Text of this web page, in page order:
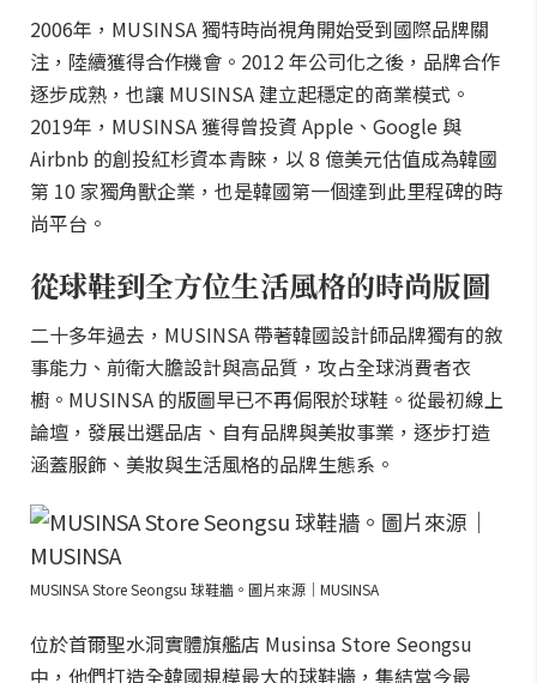
2006年，MUSINSA 獨特時尚視角開始受到國際品牌關
注，陸續獲得合作機會。2012 年公司化之後，品牌合作
逐步成熟，也讓 MUSINSA 建立起穩定的商業模式。
2019年，MUSINSA 獲得曾投資 Apple、Google 與
Airbnb 的創投紅杉資本青睞，以 8 億美元估值成為韓國
第 10 家獨角獸企業，也是韓國第一個達到此里程碑的時
尚平台。
從球鞋到全方位生活風格的時尚版圖
二十多年過去，MUSINSA 帶著韓國設計師品牌獨有的敘
事能力、前衛大膽設計與高品質，攻占全球消費者衣
櫥。MUSINSA 的版圖早已不再侷限於球鞋。從最初線上
論壇，發展出選品店、自有品牌與美妝事業，逐步打造
涵蓋服飾、美妝與生活風格的品牌生態系。
MUSINSA Store Seongsu 球鞋牆。圖片來源｜MUSINSA
位於首爾聖水洞實體旗艦店 Musinsa Store Seongsu
中，他們打造全韓國規模最大的球鞋牆，集結當今最